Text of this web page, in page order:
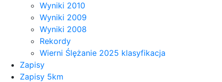
Wyniki 2010
Wyniki 2009
Wyniki 2008
Rekordy
Wierni Ślężanie 2025 klasyfikacja
Zapisy
Zapisy 5km